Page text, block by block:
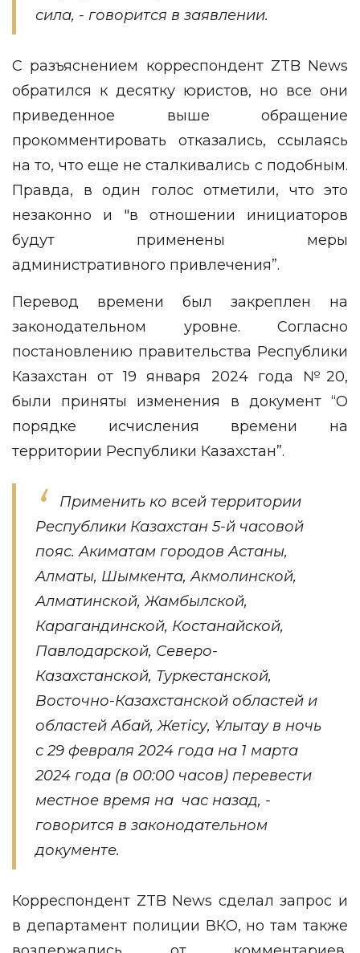
сила, - говорится в заявлении.
С разъяснением корреспондент ZTB News
обратился к десятку юристов, но все они
приведенное выше обращение
прокомментировать отказались, ссылаясь
на то, что еще не сталкивались с подобным.
Правда, в один голос отметили, что это
незаконно и "в отношении инициаторов
будут применены меры
административного привлечения”.
Перевод времени был закреплен на
законодательном уровне. Согласно
постановлению правительства Республики
Казахстан от 19 января 2024 года №20,
были приняты изменения в документ “О
порядке исчисления времени на
территории Республики Казахстан”.
Применить ко всей территории
Республики Казахстан 5-й часовой
пояс. Акиматам городов Астаны,
Алматы, Шымкента, Акмолинской,
Алматинской, Жамбылской,
Карагандинской, Костанайской,
Павлодарской, Северо-
Казахстанской, Туркестанской,
Восточно-Казахстанской областей и
областей Абай, Жетісу, Ұлытау в ночь
с 29 февраля 2024 года на 1 марта
2024 года (в 00:00 часов) перевести
местное время на час назад, -
говорится в законодательном
документе.
Корреспондент ZTB News сделал запрос и
в департамент полиции ВКО, но там также